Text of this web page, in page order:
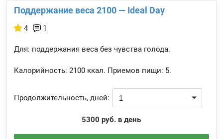
Поддержание веса 2100 — Ideal Day
4 1
Для: поддержания веса без чувства голода.
Калорийность: 2100 ккал. Приемов пищи: 5.
Продолжительность, дней:
5300 руб. в день